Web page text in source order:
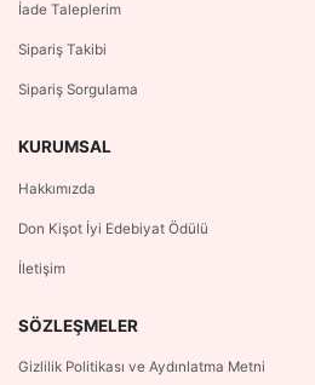
İade Taleplerim
Sipariş Takibi
Sipariş Sorgulama
KURUMSAL
Hakkımızda
Don Kişot İyi Edebiyat Ödülü
İletişim
SÖZLEŞMELER
Gizlilik Politikası ve Aydınlatma Metni